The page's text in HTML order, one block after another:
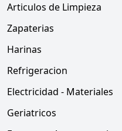
Articulos de Limpieza
Zapaterias
Harinas
Refrigeracion
Electricidad - Materiales
Geriatricos